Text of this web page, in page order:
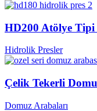
HD200 Atölye
Hidrolik Presler
Çelik Tekerli
Domuz Arabaları